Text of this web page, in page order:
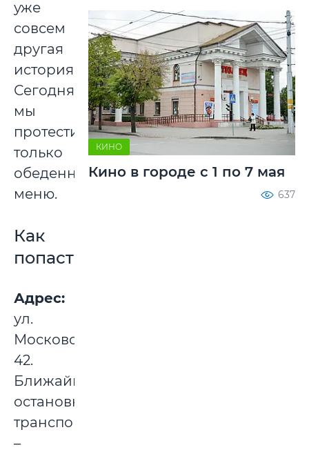
уже
совсем
другая
история.
Сегодня
мы
протестируем
только
обеденное
меню.
Как
попасть
Адрес:
ул.
Московская,
42.
Ближайшая
остановка
транспорта
–
КИНО
Кино в городе с 1 по 7 мая
637